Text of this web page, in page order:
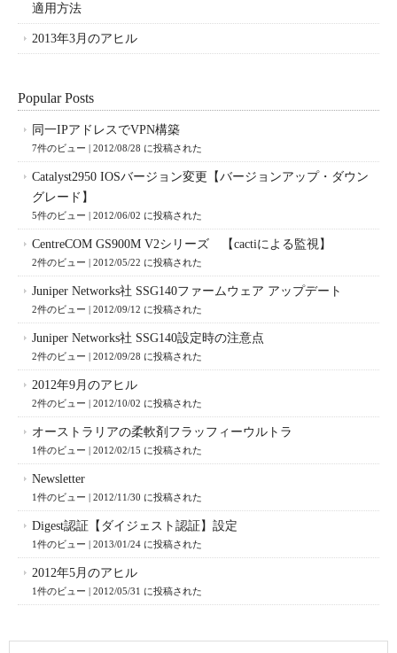
適用方法
2013年3月のアヒル
Popular Posts
同一IPアドレスでVPN構築
7件のビュー | 2012/08/28 に投稿された
Catalyst2950 IOSバージョン変更【バージョンアップ・ダウン
グレード】
5件のビュー | 2012/06/02 に投稿された
CentreCOM GS900M V2シリーズ 【cactiによる監視】
2件のビュー | 2012/05/22 に投稿された
Juniper Networks社 SSG140ファームウェア アップデート
2件のビュー | 2012/09/12 に投稿された
Juniper Networks社 SSG140設定時の注意点
2件のビュー | 2012/09/28 に投稿された
2012年9月のアヒル
2件のビュー | 2012/10/02 に投稿された
オーストラリアの柔軟剤フラッフィーウルトラ
1件のビュー | 2012/02/15 に投稿された
Newsletter
1件のビュー | 2012/11/30 に投稿された
Digest認証【ダイジェスト認証】設定
1件のビュー | 2013/01/24 に投稿された
2012年5月のアヒル
1件のビュー | 2012/05/31 に投稿された